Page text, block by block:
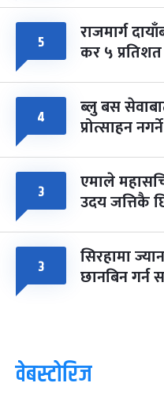
५ राजमार्ग
कर ५
४ ब्लु बस
प्रोत्साहन
३ एमाले
उदय जत्तिकै
३ सिरहामा
छानबिन गर्न
वेबस्टोरिज